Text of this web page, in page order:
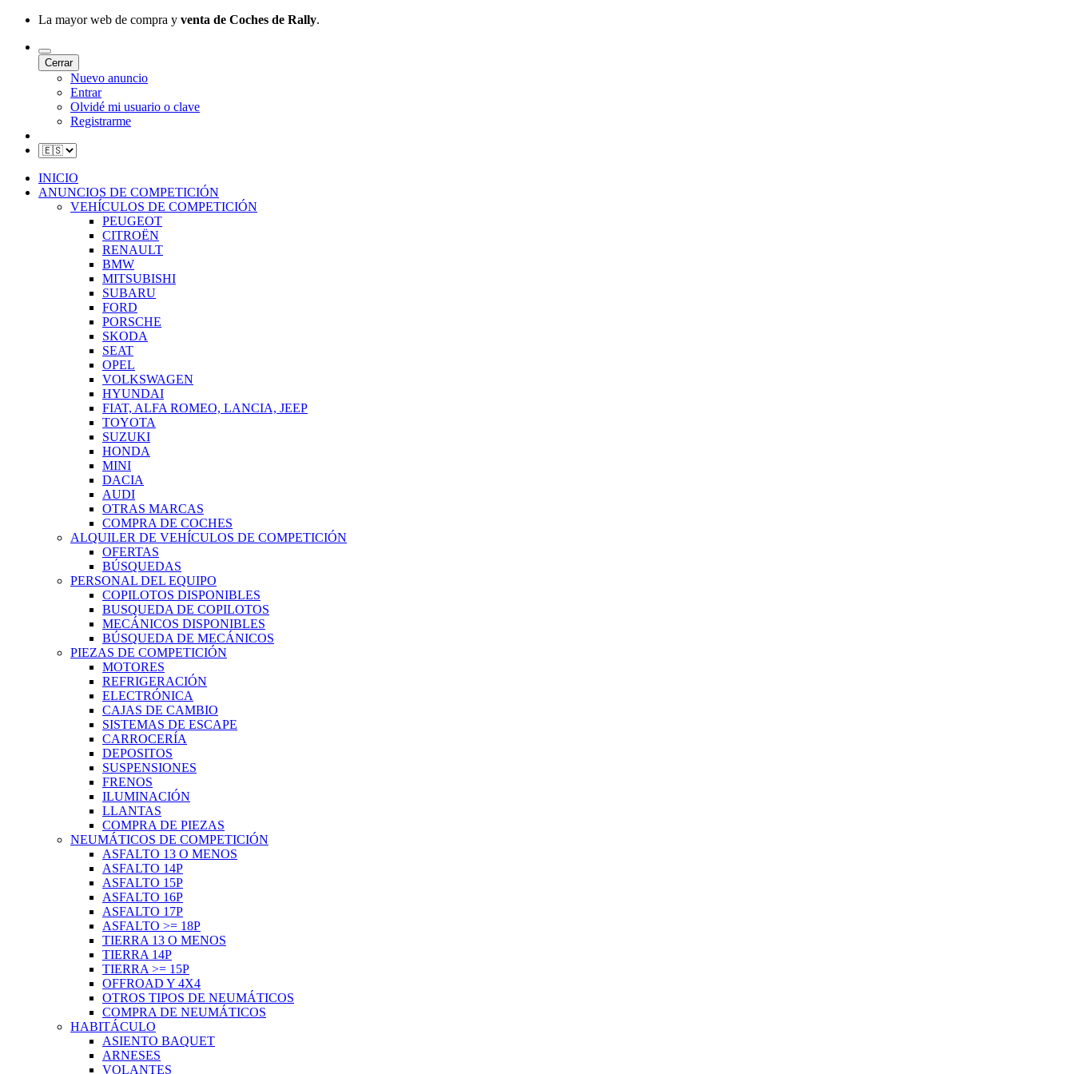
La mayor web de compra y venta de Coches de Rally.
Cerrar
Nuevo anuncio
Entrar
Olvidé mi usuario o clave
Registrarme
INICIO
ANUNCIOS DE COMPETICIÓN
VEHÍCULOS DE COMPETICIÓN
PEUGEOT
CITROËN
RENAULT
BMW
MITSUBISHI
SUBARU
FORD
PORSCHE
SKODA
SEAT
OPEL
VOLKSWAGEN
HYUNDAI
FIAT, ALFA ROMEO, LANCIA, JEEP
TOYOTA
SUZUKI
HONDA
MINI
DACIA
AUDI
OTRAS MARCAS
COMPRA DE COCHES
ALQUILER DE VEHÍCULOS DE COMPETICIÓN
OFERTAS
BÚSQUEDAS
PERSONAL DEL EQUIPO
COPILOTOS DISPONIBLES
BUSQUEDA DE COPILOTOS
MECÁNICOS DISPONIBLES
BÚSQUEDA DE MECÁNICOS
PIEZAS DE COMPETICIÓN
MOTORES
REFRIGERACIÓN
ELECTRÓNICA
CAJAS DE CAMBIO
SISTEMAS DE ESCAPE
CARROCERÍA
DEPOSITOS
SUSPENSIONES
FRENOS
ILUMINACIÓN
LLANTAS
COMPRA DE PIEZAS
NEUMÁTICOS DE COMPETICIÓN
ASFALTO 13 O MENOS
ASFALTO 14P
ASFALTO 15P
ASFALTO 16P
ASFALTO 17P
ASFALTO >= 18P
TIERRA 13 O MENOS
TIERRA 14P
TIERRA >= 15P
OFFROAD Y 4X4
OTROS TIPOS DE NEUMÁTICOS
COMPRA DE NEUMÁTICOS
HABITÁCULO
ASIENTO BAQUET
ARNESES
VOLANTES